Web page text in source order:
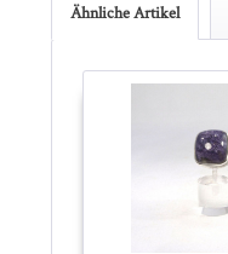
Ähnliche Artikel